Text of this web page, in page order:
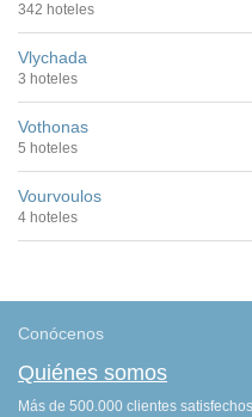
342 hoteles
Vlychada
3 hoteles
Vothonas
5 hoteles
Vourvoulos
4 hoteles
Conócenos
Quiénes somos
Más de 500.000 clientes